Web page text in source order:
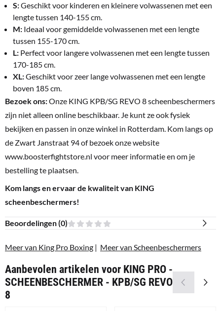
S:Geschikt voor kinderen en kleinere volwassenen met een
lengte tussen 140-155 cm.
M: Ideaal voor gemiddelde volwassenen met een lengte
tussen 155-170 cm.
L: Perfect voor langere volwassenen met een lengte tussen
170-185 cm.
XL:Geschikt voor zeer lange volwassenen met een lengte
boven 185 cm.
Bezoek ons:Onze KING KPB/SG REVO 8 scheenbeschermers
zijn niet alleen online beschikbaar. Je kunt ze ook fysiek
bekijken en passen in onze winkel in Rotterdam. Kom langs op
de Zwart Janstraat 94 of bezoek onze website
www.boosterfightstore.nl voor meer informatie en om je
bestelling te plaatsen.
Kom langs en ervaar de kwaliteit van KING
scheenbeschermers!
Beoordelingen (0)
Meer van King Pro Boxing | Meer van Scheenbeschermers
Aanbevolen artikelen voor KING PRO -
SCHEENBESCHERMER - KPB/SG REVO
8